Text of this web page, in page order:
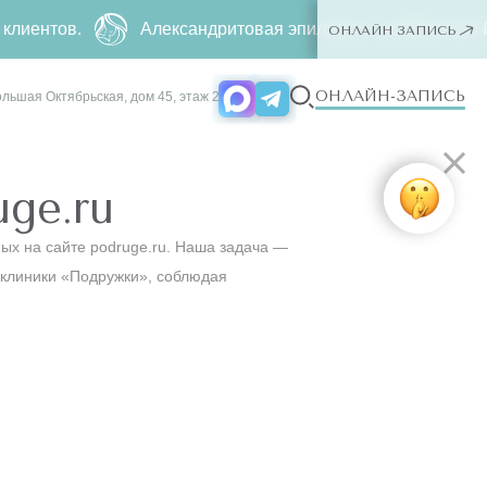
Октябрьская, дом 45, этаж 2 ОНЛАЙН-ЗАПИСЬ
на сайте podruge.ru. Наша задача —
«Подружки», соблюдая
Александритовая эпиляция за 4990 ₽500 ₽ ー
ОНЛАЙН ЗАПИСЬ